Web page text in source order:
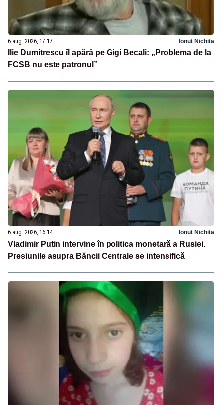
6 aug. 2026, 17:17 Ionuț Nichita
Ilie Dumitrescu îl apără pe Gigi Becali: „Problema de la
FCSB nu este patronul”
6 aug. 2026, 16:14 Ionuț Nichita
Vladimir Putin intervine în politica monetară a Rusiei.
Presiunile asupra Băncii Centrale se intensifică